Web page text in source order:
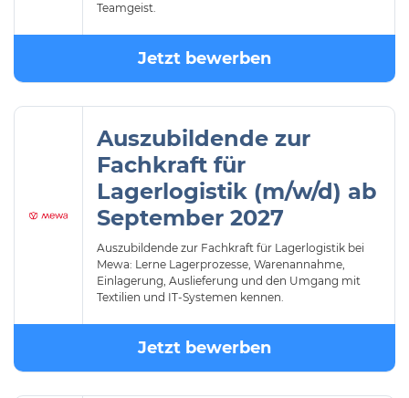
Teamgeist.
Jetzt bewerben
Auszubildende zur
Fachkraft für
Lagerlogistik (m/w/d) ab
September 2027
Auszubildende zur Fachkraft für Lagerlogistik bei
Mewa: Lerne Lagerprozesse, Warenannahme,
Einlagerung, Auslieferung und den Umgang mit
Textilien und IT-Systemen kennen.
Jetzt bewerben